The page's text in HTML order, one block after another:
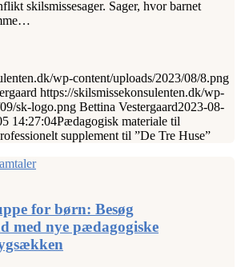
skilsmissesager. Sager, hvor barnet
wp-content/uploads/2023/08/8.png
https://skilsmissekonsulenten.dk/wp-
sk-logo.png Bettina Vestergaard2023-08-
14:27:04Pædagogisk materiale til
supplement til ”De Tre Huse”
for børn: Besøg
med nye pædagogiske